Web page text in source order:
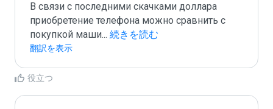
В связи с последними скачками доллара
приобретение телефона можно сравнить с
покупкой маши... 続きを読む
翻訳を表示
役立つ